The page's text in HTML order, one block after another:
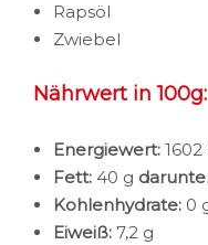
Rapsöl
Zwiebel
Nährwert in 100g:
Energiewert:
Fett: 40 g
Kohlenhydrate: 0
Eiweiß: 7,2 g